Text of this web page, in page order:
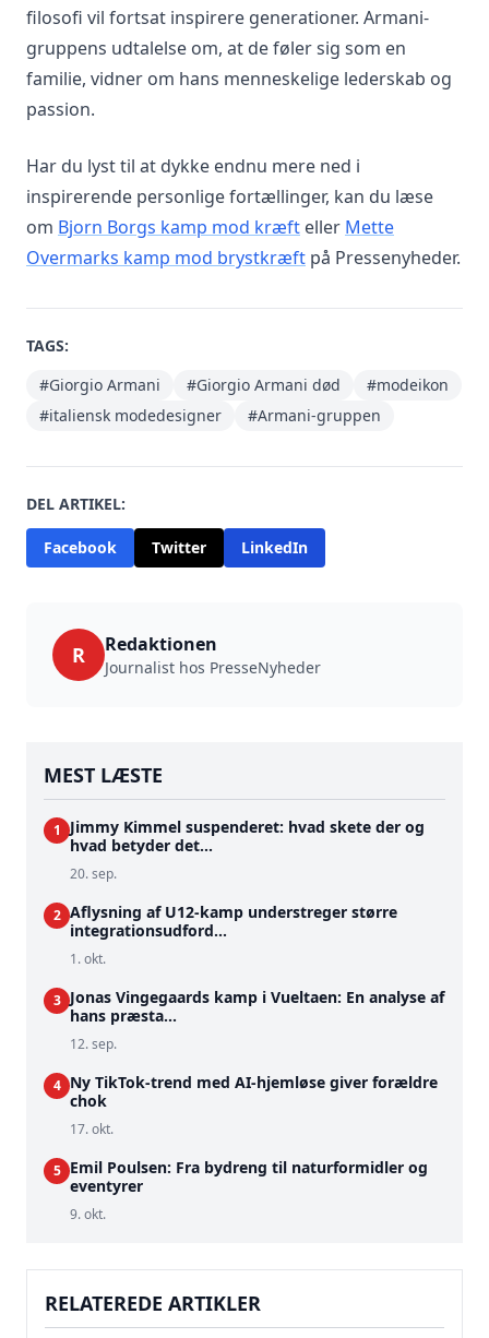
filosofi vil fortsat inspirere generationer. Armani-
gruppens udtalelse om, at de føler sig som en
familie, vidner om hans menneskelige lederskab og
passion.
Har du lyst til at dykke endnu mere ned i
inspirerende personlige fortællinger, kan du læse
om Bjorn Borgs kamp mod kræft eller Mette
Overmarks kamp mod brystkræft på Pressenyheder.
TAGS:
#Giorgio Armani
#Giorgio Armani død
#modeikon
#italiensk modedesigner
#Armani-gruppen
DEL ARTIKEL:
Facebook Twitter LinkedIn
R Redaktionen
Journalist hos PresseNyheder
MEST LÆSTE
1
Jimmy Kimmel suspenderet: hvad skete der og
hvad betyder det...
20. sep.
2 Aflysning af U12-kamp understreger større
integrationsudford...
1. okt.
3 Jonas Vingegaards kamp i Vueltaen: En analyse af
hans præsta...
12. sep.
4 Ny TikTok-trend med AI-hjemløse giver forældre
chok
17. okt.
5 Emil Poulsen: Fra bydreng til naturformidler og
eventyrer
9. okt.
RELATEREDE ARTIKLER